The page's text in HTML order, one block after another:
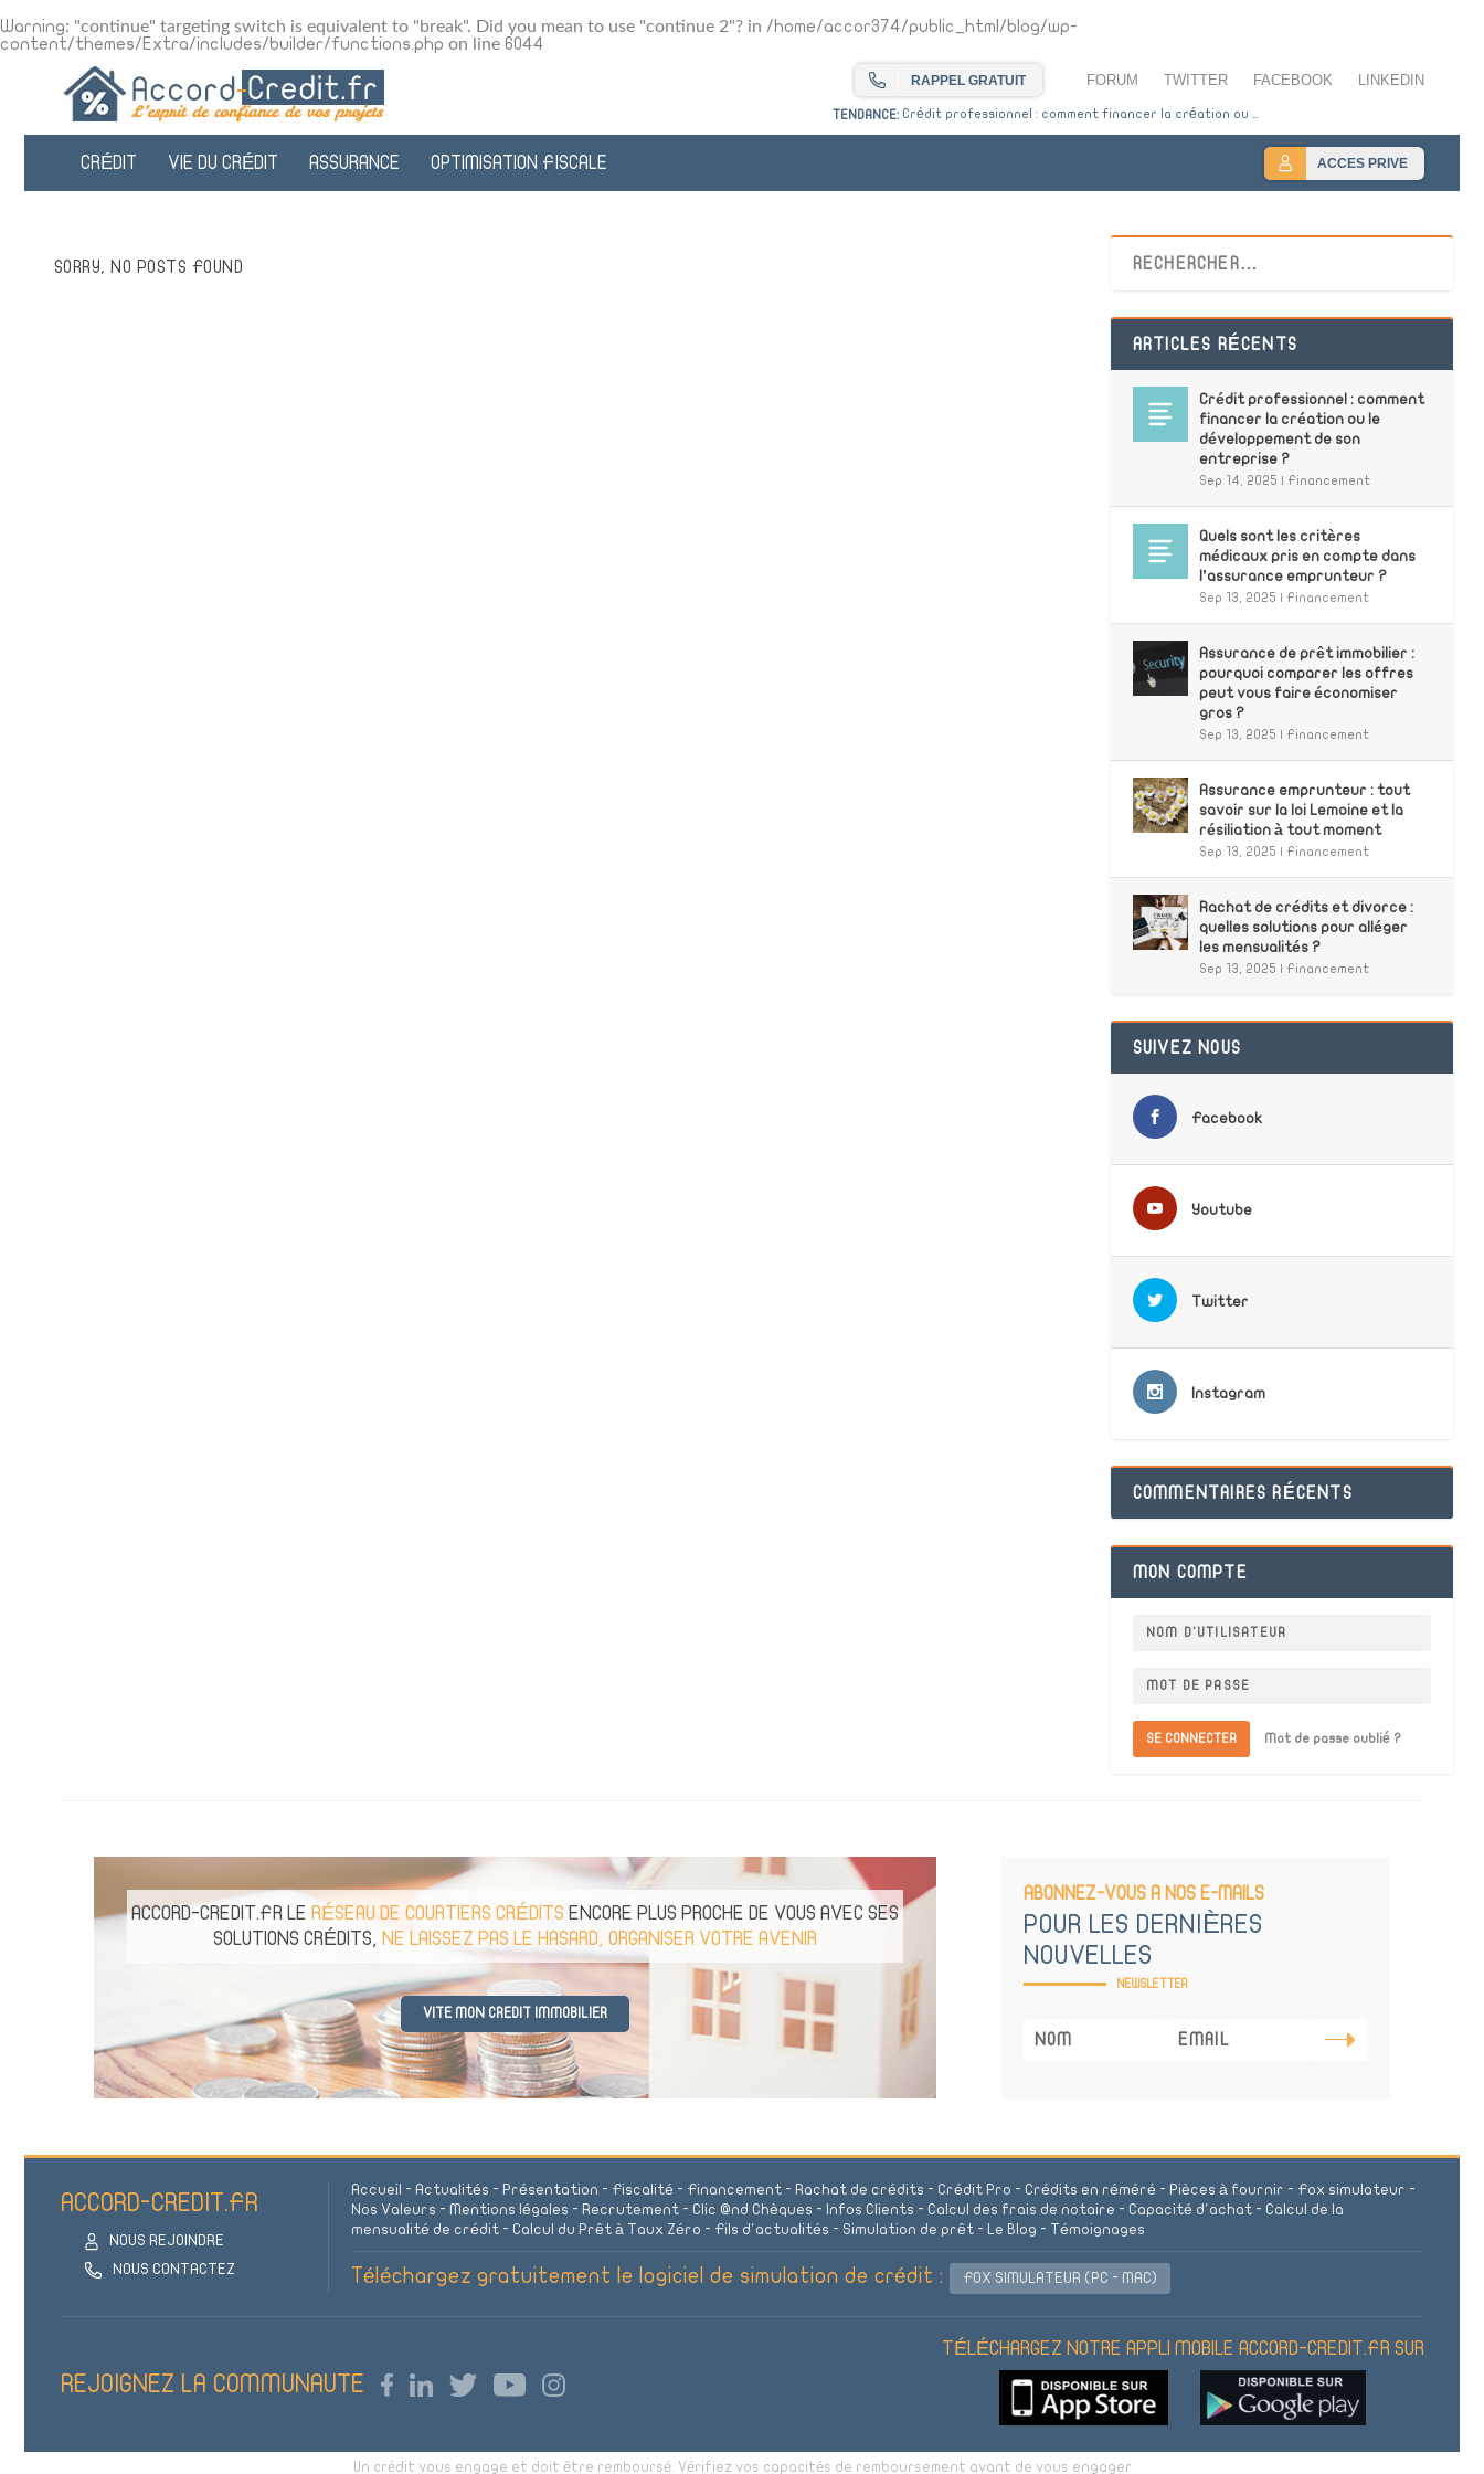
Warning: "continue" targeting switch is equivalent to "break". Did you mean to use "continue 2"? in /home/accor374/public_html/blog/wp-
content/themes/Extra/includes/builder/functions.php on line 6044
RAPPEL GRATUIT FORUM TWITTER FACEBOOK LINKEDIN
TENDANCE: Crédit professionnel : comment financer la création ou ...
CRÉDIT VIE DU CRÉDIT ASSURANCE OPTIMISATION FISCALE ACCES PRIVE
SORRY, NO POSTS FOUND
ARTICLES RÉCENTS
Crédit professionnel : comment
financer la création ou le
développement de son
entreprise ?
Sep 14, 2025 | Financement
Quels sont les critères
médicaux pris en compte dans
l’assurance emprunteur ?
Sep 13, 2025 | Financement
Assurance de prêt immobilier :
pourquoi comparer les offres
peut vous faire économiser
gros ?
Sep 13, 2025 | Financement
Assurance emprunteur : tout
savoir sur la loi Lemoine et la
résiliation à tout moment
Sep 13, 2025 | Financement
Rachat de crédits et divorce :
quelles solutions pour alléger
les mensualités ?
Sep 13, 2025 | Financement
SUIVEZ NOUS
Facebook
Youtube
Twitter
Instagram
COMMENTAIRES RÉCENTS
MON COMPTE
SE CONNECTER Mot de passe oublié ?
ACCORD-CREDIT.FR LERÉSEAU DE COURTIERS CRÉDITS ENCORE PLUS PROCHE DE VOUS AVEC SES
SOLUTIONS CRÉDITS, NE LAISSEZ PAS LE HASARD, ORGANISER VOTRE AVENIR
VITE MON CREDIT IMMOBILIER
ABONNEZ-VOUS A NOS E-MAILS
POUR LES DERNIÈRES
NOUVELLES
ACCORD-CREDIT.FR
NOUS REJOINDRE
NOUS CONTACTEZ
Accueil - Actualités - Présentation - Fiscalité - Financement- Rachat de crédits - Crédit Pro - Crédits en réméré - Pièces à fournir - Fox simulateur -
Nos Valeurs - Mentions légales - Recrutement- Clic @nd Chèques - Infos Clients - Calcul des frais de notaire - Capacité d'achat- Calcul de la
mensualité de crédit- Calcul du Prêt à Taux Zéro - Fils d'actualités - Simulation de prêt- Le Blog - Témoignages
Téléchargez gratuitement le logiciel de simulation de crédit : FOX SIMULATEUR (PC - MAC)
REJOIGNEZ LA COMMUNAUTE
TÉLÉCHARGEZ NOTRE APPLI MOBILE ACCORD-CREDIT.FR SUR
Un crédit vous engage et doit être remboursé. Vérifiez vos capacités de remboursement avant de vous engager